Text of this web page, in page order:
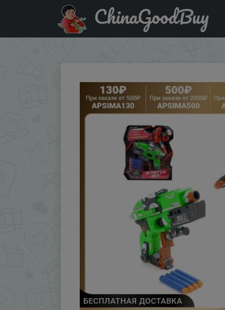
Купити по знижці APSIMA130 Бластер-
ChinaGoodBuy